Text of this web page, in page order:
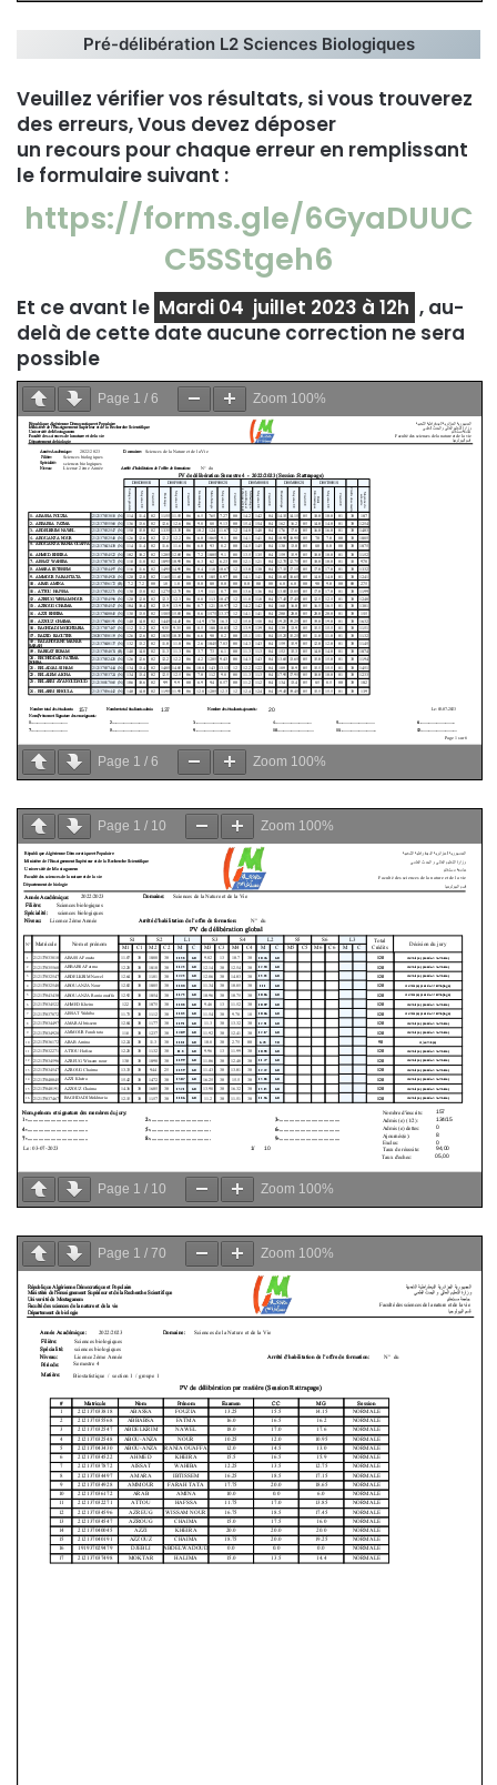
Pré-délibération L2 Sciences Biologiques
Veuillez vérifier vos résultats, si vous trouverez
des erreurs, Vous devez déposer
un recours pour chaque erreur en remplissant
le formulaire suivant :
https://forms.gle/6GyaDUUC
C5SStgeh6
Et ce avant le Mardi 04 juillet 2023 à 12h , au-
delà de cette date aucune correction ne sera
possible
Page 1 / 6 Zoom 100%
Page 1 / 6 Zoom 100%
Page 1 / 10 Zoom 100%
Page 1 / 10 Zoom 100%
Page 1 / 70 Zoom 100%